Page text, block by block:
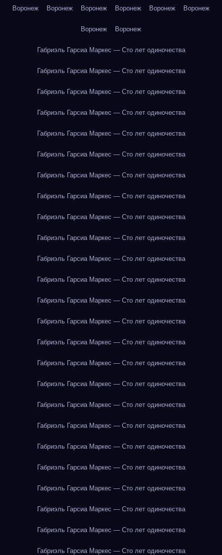
Воронеж Воронеж Воронеж Воронеж Воронеж Воронеж
Воронеж Воронеж
Габриэль Гарсиа Маркес — Сто лет одиночества
Габриэль Гарсиа Маркес — Сто лет одиночества
Габриэль Гарсиа Маркес — Сто лет одиночества
Габриэль Гарсиа Маркес — Сто лет одиночества
Габриэль Гарсиа Маркес — Сто лет одиночества
Габриэль Гарсиа Маркес — Сто лет одиночества
Габриэль Гарсиа Маркес — Сто лет одиночества
Габриэль Гарсиа Маркес — Сто лет одиночества
Габриэль Гарсиа Маркес — Сто лет одиночества
Габриэль Гарсиа Маркес — Сто лет одиночества
Габриэль Гарсиа Маркес — Сто лет одиночества
Габриэль Гарсиа Маркес — Сто лет одиночества
Габриэль Гарсиа Маркес — Сто лет одиночества
Габриэль Гарсиа Маркес — Сто лет одиночества
Габриэль Гарсиа Маркес — Сто лет одиночества
Габриэль Гарсиа Маркес — Сто лет одиночества
Габриэль Гарсиа Маркес — Сто лет одиночества
Габриэль Гарсиа Маркес — Сто лет одиночества
Габриэль Гарсиа Маркес — Сто лет одиночества
Габриэль Гарсиа Маркес — Сто лет одиночества
Габриэль Гарсиа Маркес — Сто лет одиночества
Габриэль Гарсиа Маркес — Сто лет одиночества
Габриэль Гарсиа Маркес — Сто лет одиночества
Габриэль Гарсиа Маркес — Сто лет одиночества
Габриэль Гарсиа Маркес — Сто лет одиночества